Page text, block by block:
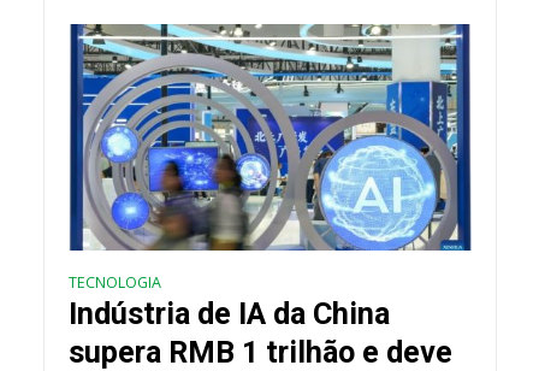
TECNOLOGIA
Indústria de IA da China
supera RMB 1 trilhão e deve